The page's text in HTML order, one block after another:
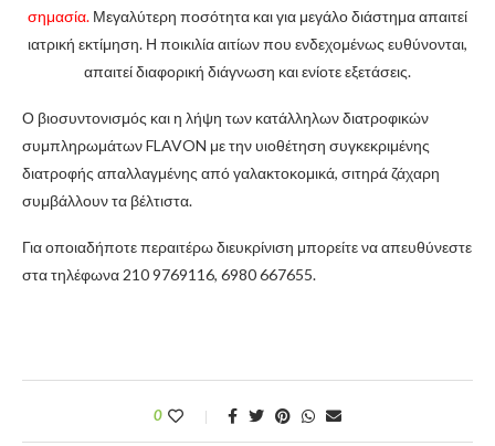
σημασία. Μεγαλύτερη ποσότητα και για μεγάλο διάστημα απαιτεί
ιατρική εκτίμηση. Η ποικιλία αιτίων που ενδεχομένως ευθύνονται,
απαιτεί διαφορική διάγνωση και ενίοτε εξετάσεις.
Ο βιοσυντονισμός και η λήψη των κατάλληλων διατροφικών
συμπληρωμάτων FLAVON με την υιοθέτηση συγκεκριμένης
διατροφής απαλλαγμένης από γαλακτοκομικά, σιτηρά ζάχαρη
συμβάλλουν τα βέλτιστα.
Για οποιαδήποτε περαιτέρω διευκρίνιση μπορείτε να απευθύνεστε
στα τηλέφωνα 210 9769116, 6980 667655.
0